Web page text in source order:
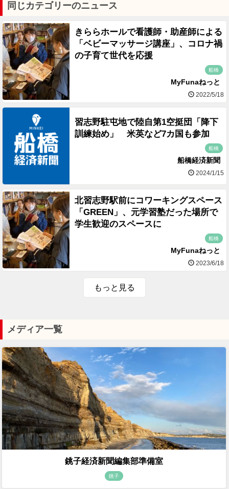
同じカテゴリーのニュース
きららホールで看護師・助産師による
「ベビーマッサージ講座」、コロナ禍
の子育て世代を応援
船橋
MyFunaねっと
2022/5/18
習志野駐屯地で陸自第1空挺団「降下
訓練始め」 米英など7カ国も参加
船橋
船橋経済新聞
2024/1/15
北習志野駅前にコワーキングスペース
「GREEN」、元学習塾だった場所で
学生歓迎のスペースに
船橋
MyFunaねっと
2023/6/18
もっと見る
メディア一覧
銚子経済新聞編集部準備室
銚子